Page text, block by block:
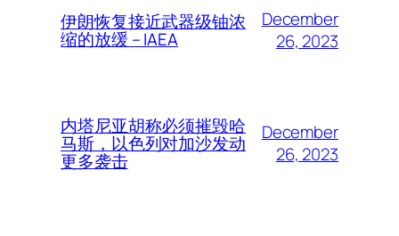
伊朗恢复接近武器级铀浓
缩的放缓 – IAEA
December
26, 2023
内塔尼亚胡称必须摧毁哈
马斯，以色列对加沙发动
更多袭击
December
26, 2023